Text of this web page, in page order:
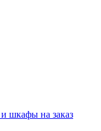
шкафы на заказ